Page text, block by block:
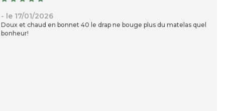
- le 17/01/2026
Doux et chaud en bonnet 40 le drap ne bouge plus du matelas quel
bonheur!